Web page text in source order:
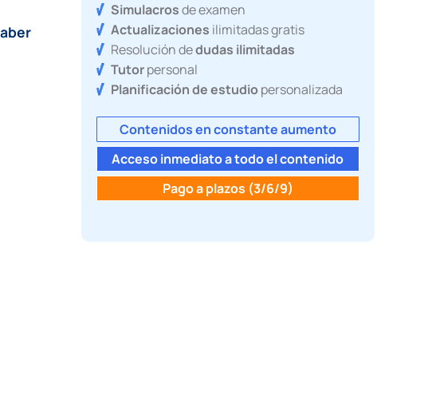
Simulacrosde examen
Actualizaciones ilimitadas gratis
Resolución dedudas ilimitadas
Tutorpersonal
Planificación de estudiopersonalizada
Contenidos en constante aumento
Acceso inmediato a todo el contenido
Pago a plazos (3/6/9)